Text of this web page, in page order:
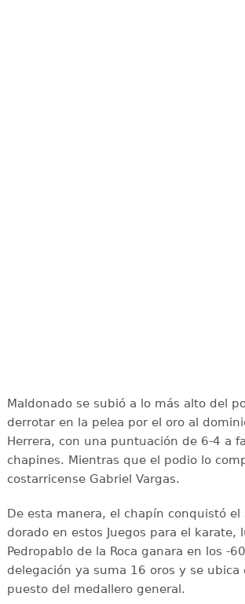
Maldonado se subió a lo más alto del
derrotar en la pelea por el oro al
Herrera, con una puntuación de 6-4 a
chapines. Mientras que el podio lo
costarricense Gabriel Vargas.
De esta manera, el chapín conquistó
dorado en estos Juegos para el karate,
Pedropablo de la Roca ganara en los -
delegación ya suma 16 oros y se ubica
puesto del medallero general.